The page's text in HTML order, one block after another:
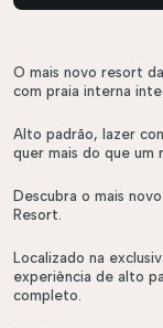
O mais novo resort
com praia interna
Alto padrão, lazer
quer mais do que um
Descubra o mais
Resort.
Localizado na
experiência de alto
completo.